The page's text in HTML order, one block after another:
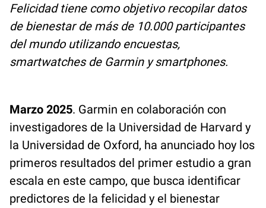
o
k
n
k
Felicidad tiene como objetivo recopilar datos
de bienestar de más de 10.000 participantes
del mundo utilizando encuestas,
smartwatches de Garmin y smartphones.
Marzo 2025. Garmin en colaboración con
investigadores de la Universidad de Harvard y
la Universidad de Oxford, ha anunciado hoy los
primeros resultados del primer estudio a gran
escala en este campo, que busca identificar
predictores de la felicidad y el bienestar